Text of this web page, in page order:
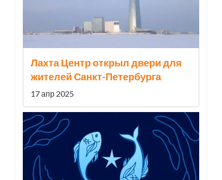
Лахта Центр открыл двери для
жителей Санкт-Петербурга
17 апр 2025